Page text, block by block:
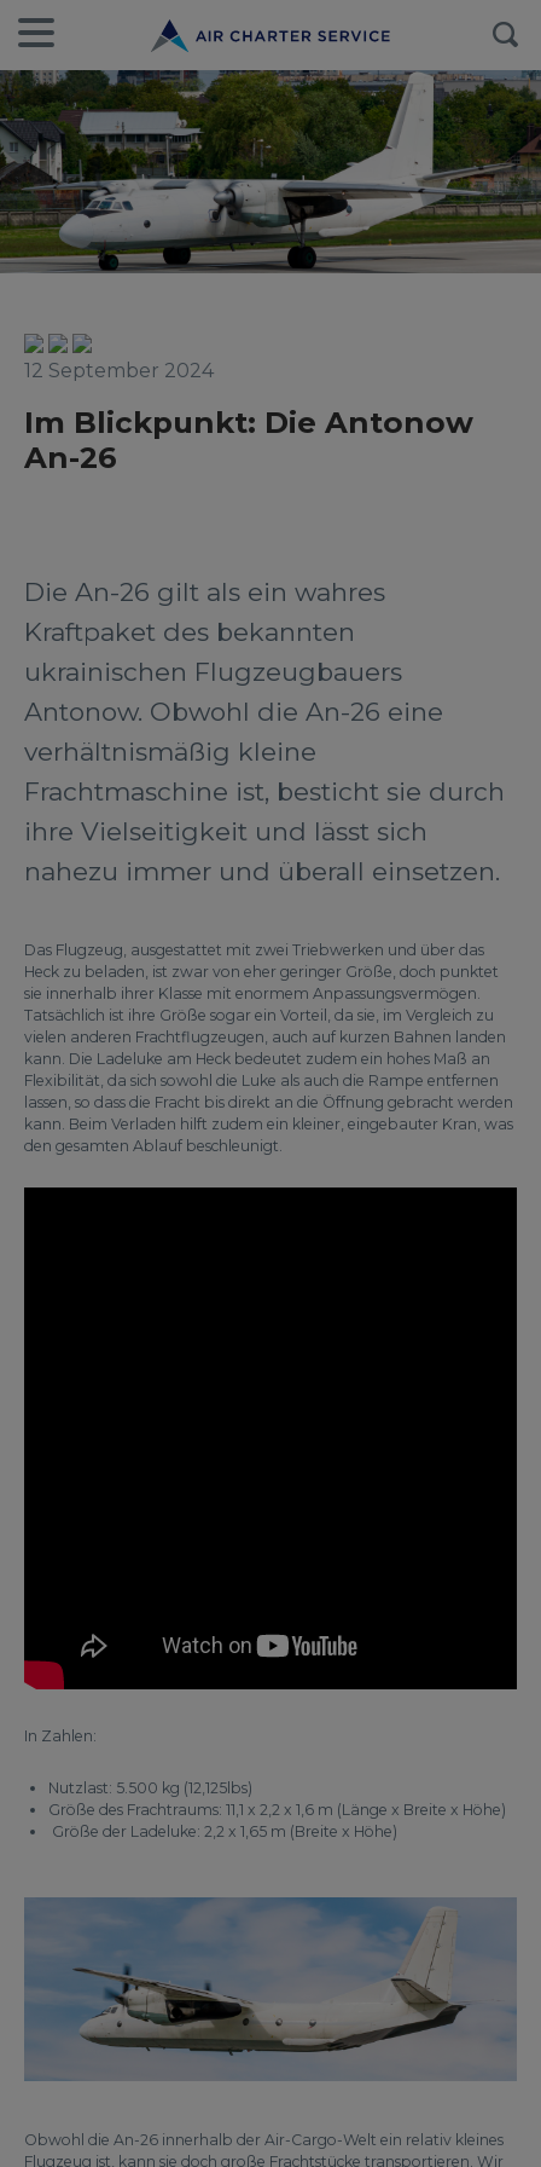
12 September 2024
Im Blickpunkt: Die Antonow
An-26
Die An-26 gilt als ein wahres
Kraftpaket des bekannten
ukrainischen Flugzeugbauers
Antonow. Obwohl die An-26 eine
verhältnismäßig kleine
Frachtmaschine ist, besticht sie durch
ihre Vielseitigkeit und lässt sich
nahezu immer und überall einsetzen.
Das Flugzeug, ausgestattet mit zwei Triebwerken und über das
Heck zu beladen, ist zwar von eher geringer Größe, doch punktet
sie innerhalb ihrer Klasse mit enormem Anpassungsvermögen.
Tatsächlich ist ihre Größe sogar ein Vorteil, da sie, im Vergleich zu
vielen anderen Frachtflugzeugen, auch auf kurzen Bahnen landen
kann. Die Ladeluke am Heck bedeutet zudem ein hohes Maß an
Flexibilität, da sich sowohl die Luke als auch die Rampe entfernen
lassen, so dass die Fracht bis direkt an die Öffnung gebracht werden
kann. Beim Verladen hilft zudem ein kleiner, eingebauter Kran, was
den gesamten Ablauf beschleunigt.
In Zahlen:
Nutzlast: 5.500 kg (12,125lbs)
Größe des Frachtraums: 11,1 x 2,2 x 1,6 m (Länge x Breite x Höhe)
Größe der Ladeluke: 2,2 x 1,65 m (Breite x Höhe)
Obwohl die An-26 innerhalb der Air-Cargo-Welt ein relativ kleines
Flugzeug ist, kann sie doch große Frachtstücke transportieren. Wir